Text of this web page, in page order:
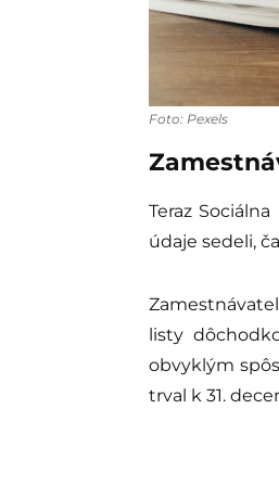
Foto: Pexels
Teraz
údaje sedeli,
listy
obvyklým
trval k 31.